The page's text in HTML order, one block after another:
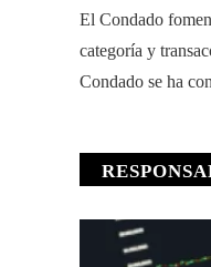
El Condado
categoría y
Condado se ha